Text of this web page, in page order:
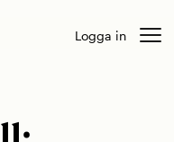
Logga in